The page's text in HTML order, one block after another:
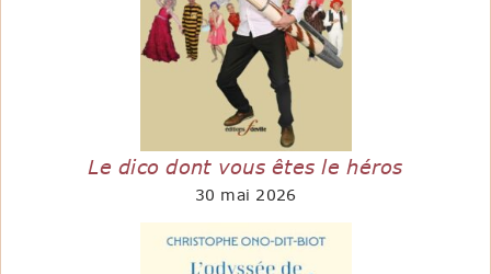
Le dico dont vous êtes le héros
30 mai 2026